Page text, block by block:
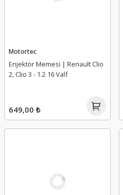
Motortec
Enjektör Memesi | Renault Clio
2, Clio 3 - 1.2 16 Valf
649,00 ₺